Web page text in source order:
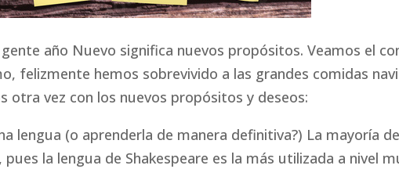
año Nuevo significa nuevos propósitos. Veamos el
felizmente hemos sobrevivido a las grandes comidas
otra vez con los nuevos propósitos y deseos:
lengua (o aprenderla de manera definitiva?) La mayoría
pues la lengua de Shakespeare es la más utilizada a nivel